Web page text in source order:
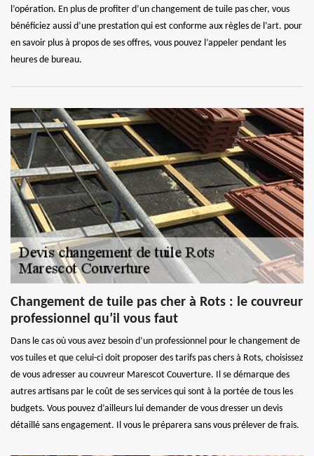
l’opération. En plus de profiter d’un changement de tuile pas cher, vous
bénéficiez aussi d’une prestation qui est conforme aux règles de l’art. pour
en savoir plus à propos de ses offres, vous pouvez l’appeler pendant les
heures de bureau.
Changement de tuile pas cher à Rots : le couvreur
professionnel qu’il vous faut
Dans le cas où vous avez besoin d’un professionnel pour le changement de
vos tuiles et que celui-ci doit proposer des tarifs pas chers à Rots, choisissez
de vous adresser au couvreur Marescot Couverture. Il se démarque des
autres artisans par le coût de ses services qui sont à la portée de tous les
budgets. Vous pouvez d’ailleurs lui demander de vous dresser un devis
détaillé sans engagement. Il vous le préparera sans vous prélever de frais.